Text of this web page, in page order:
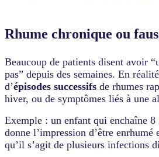
Rhume chronique ou
Beaucoup de patients disent avoir
pas” depuis des semaines. En
d’épisodes successifs de rhumes
hiver, ou de symptômes liés à une
Exemple : un enfant qui enchaîne 8
donne l’impression d’être enrhumé
qu’il s’agit de plusieurs infections